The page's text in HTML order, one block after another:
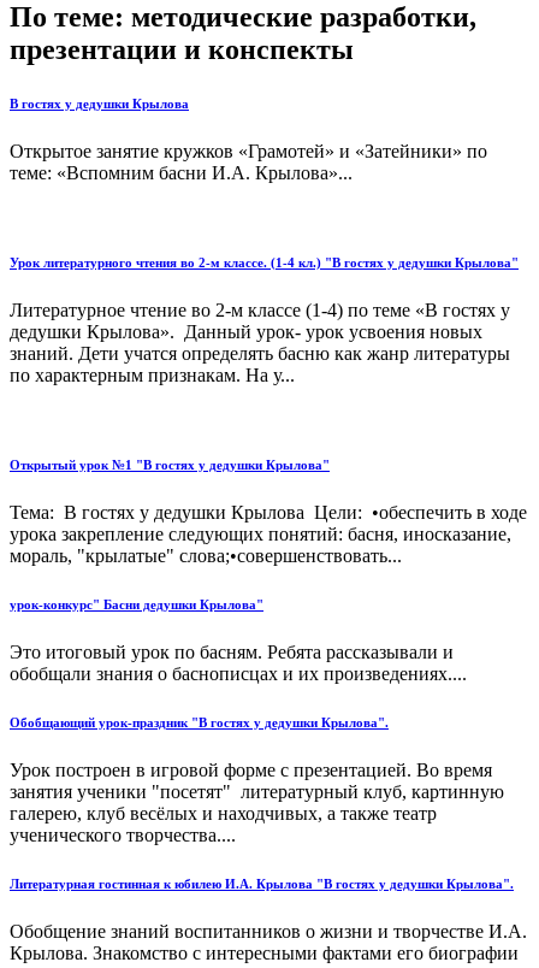
По теме: методические разработки,
презентации и конспекты
В гостях у дедушки Крылова
Открытое занятие кружков «Грамотей» и «Затейники» по
теме: «Вспомним басни И.А. Крылова»...
Урок литературного чтения во 2-м классе. (1-4 кл.) "В гостях у дедушки Крылова"
Литературное чтение во 2-м классе (1-4) по теме «В гостях у
дедушки Крылова». Данный урок- урок усвоения новых
знаний. Дети учатся определять басню как жанр литературы
по характерным признакам. На у...
Открытый урок №1 "В гостях у дедушки Крылова"
Тема: В гостях у дедушки Крылова Цели: •обеспечить в ходе
урока закрепление следующих понятий: басня, иносказание,
мораль, "крылатые" слова;•совершенствовать...
урок-конкурс" Басни дедушки Крылова"
Это итоговый урок по басням. Ребята рассказывали и
обобщали знания о баснописцах и их произведениях....
Обобщающий урок-праздник "В гостях у дедушки Крылова".
Урок построен в игровой форме с презентацией. Во время
занятия ученики "посетят" литературный клуб, картинную
галерею, клуб весёлых и находчивых, а также театр
ученического творчества....
Литературная гостинная к юбилею И.А. Крылова "В гостях у дедушки Крылова".
Обобщение знаний воспитанников о жизни и творчестве И.А.
Крылова. Знакомство с интересными фактами его биографии